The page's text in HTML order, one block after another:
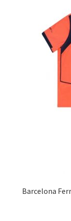
Barcelona